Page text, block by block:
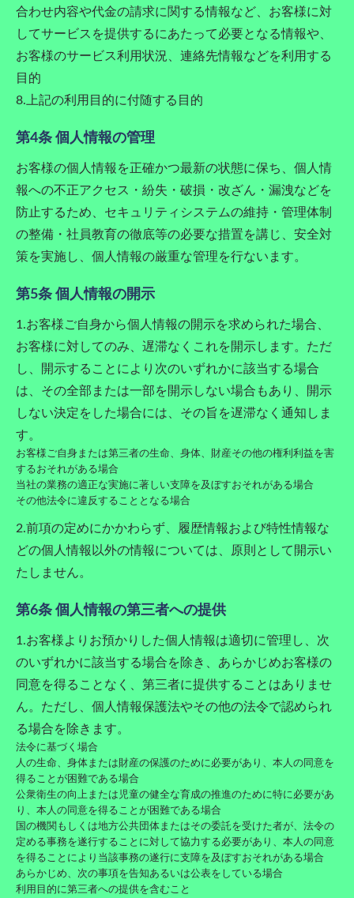
合わせ内容や代金の請求に関する情報など、お客様に対
してサービスを提供するにあたって必要となる情報や、
お客様のサービス利用状況、連絡先情報などを利用する
目的
8.上記の利用目的に付随する目的
第4条 個人情報の管理
お客様の個人情報を正確かつ最新の状態に保ち、個人情
報への不正アクセス・紛失・破損・改ざん・漏洩などを
防止するため、セキュリティシステムの維持・管理体制
の整備・社員教育の徹底等の必要な措置を講じ、安全対
策を実施し、個人情報の厳重な管理を行ないます。
第5条 個人情報の開示
1.お客様ご自身から個人情報の開示を求められた場合、
お客様に対してのみ、遅滞なくこれを開示します。ただ
し、開示することにより次のいずれかに該当する場合
は、その全部または一部を開示しない場合もあり、開示
しない決定をした場合には、その旨を遅滞なく通知しま
す。
お客様ご自身または第三者の生命、身体、財産その他の権利利益を害
するおそれがある場合
当社の業務の適正な実施に著しい支障を及ぼすおそれがある場合
その他法令に違反することとなる場合
2.前項の定めにかかわらず、履歴情報および特性情報な
どの個人情報以外の情報については、原則として開示い
たしません。
第6条 個人情報の第三者への提供
1.お客様よりお預かりした個人情報は適切に管理し、次
のいずれかに該当する場合を除き、あらかじめお客様の
同意を得ることなく、第三者に提供することはありませ
ん。ただし、個人情報保護法やその他の法令で認められ
る場合を除きます。
法令に基づく場合
人の生命、身体または財産の保護のために必要があり、本人の同意を
得ることが困難である場合
公衆衛生の向上または児童の健全な育成の推進のために特に必要があ
り、本人の同意を得ることが困難である場合
国の機関もしくは地方公共団体またはその委託を受けた者が、法令の
定める事務を遂行することに対して協力する必要があり、本人の同意
を得ることにより当該事務の遂行に支障を及ぼすおそれがある場合
あらかじめ、次の事項を告知あるいは公表をしている場合
利用目的に第三者への提供を含むこと